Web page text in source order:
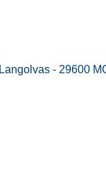
- 29600